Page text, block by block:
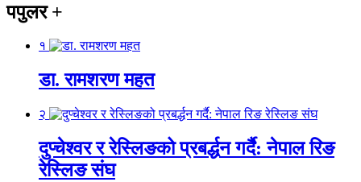
पपुलर+
१
डा. रामशरण महत
२
दुप्चेश्वर र रेस्लिङको प्रबर्द्धन गर्दै: नेपाल रिङ
रेस्लिङ संघ